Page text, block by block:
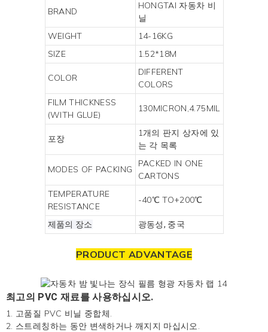
BRAND
HONGTAI 자동차 비
닐
WEIGHT
14-16KG
SIZE
1.52*18M
COLOR
DIFFERENT
COLORS
FILM THICKNESS
(WITH GLUE)
130MICRON,4.75MIL
포장
1개의 판지 상자에 있
는 각 목록
MODES OF PACKING
PACKED IN ONE
CARTONS
TEMPERATURE
RESISTANCE
-40℃ TO+200℃
제품의 장소 광동성, 중국
PRODUCT ADVANTAGE
최고의 PVC 재료를 사용하십시오.
1. 고품질 PVC 비닐 중합체.
2. 스트레칭하는 동안 변색하거나 깨지지 마십시오.